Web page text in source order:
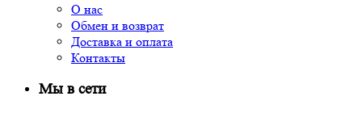
О нас
Обмен и возврат
Доставка и оплата
Контакты
Мы в сети